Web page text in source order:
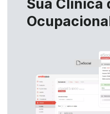
Sua Clínica